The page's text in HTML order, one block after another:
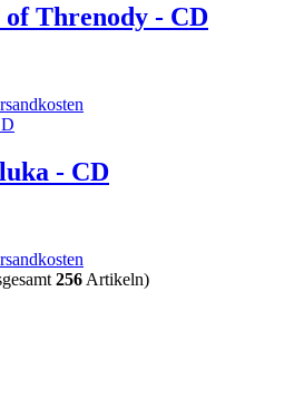
Threnody - CD
- CD
256 Artikeln)